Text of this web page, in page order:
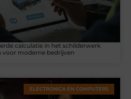
calculatie in het schilderwerk
voor moderne bedrijven
ELECTRONICA EN COMPUTERS